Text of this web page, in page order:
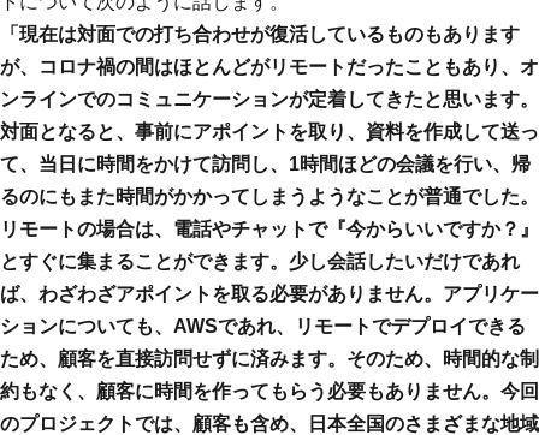
「現在は対面での打ち合わせが復活しているものもあります
が、コロナ禍の間はほとんどがリモートだったこともあり、オ
ンラインでのコミュニケーションが定着してきたと思います。
対面となると、事前にアポイントを取り、資料を作成して送っ
て、当日に時間をかけて訪問し、1時間ほどの会議を行い、帰
るのにもまた時間がかかってしまうようなことが普通でした。
リモートの場合は、電話やチャットで『今からいいですか？』
とすぐに集まることができます。少し会話したいだけであれ
ば、わざわざアポイントを取る必要がありません。アプリケー
ションについても、AWSであれ、リモートでデプロイできる
ため、顧客を直接訪問せずに済みます。そのため、時間的な制
約もなく、顧客に時間を作ってもらう必要もありません。今回
のプロジェクトでは、顧客も含め、日本全国のさまざまな地域